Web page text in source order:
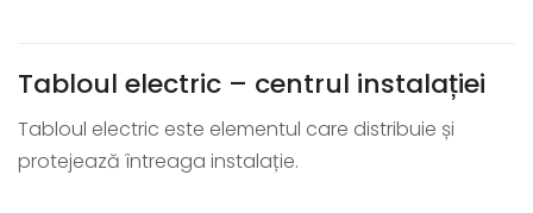
Tabloul electric – centrul instalației
Tabloul electric este elementul care distribuie și
protejează întreaga instalație.